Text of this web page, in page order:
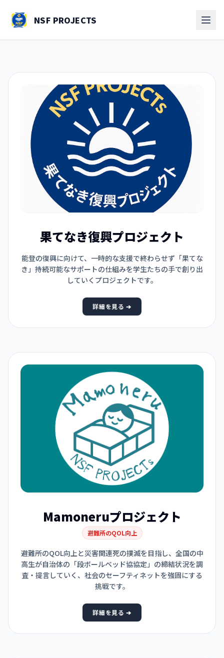
NSF PROJECTS
果てなき復興プロジェクト
能登の復興に向けて、一時的な支援で終わらせず「果てな
き」持続可能なサポートの仕組みを学生たちの手で創り出
していくプロジェクトです。
詳細を見る ➔
Mamoneruプロジェクト
避難所のQOL向上
避難所のQOL向上と災害関連死の撲滅を目指し、全国の中
高生が自治体の「段ボールベッド協協定」の締結状況を調
査・提言していく、社会のセーフティネットを強固にする
挑戦です。
詳細を見る ➔